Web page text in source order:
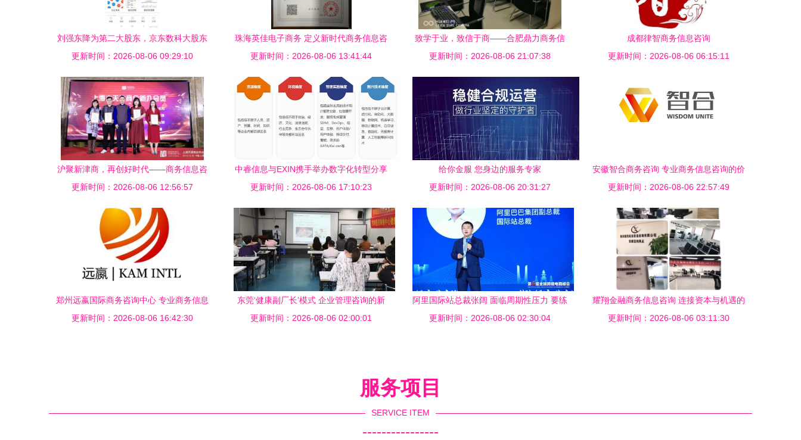
刘强东降为第二大股东，京东数科大股东
易主 背后透露的信号与未来影响分析
更新时间：2026-08-06 09:29:10
珠海英佳电子商务 定义新时代商务信息咨
询服务
更新时间：2026-08-06 13:41:44
致学于业，致信于商——合肥鼎力商务信
息咨询服务解析
更新时间：2026-08-06 21:07:38
成都律智商务信息咨询
更新时间：2026-08-06 06:15:11
沪聚新津商，再创好时代——商务信息咨
询的时代价值与实践路径
更新时间：2026-08-06 12:56:57
中睿信息与EXIN携手举办数字化转型分享
会圆满收官，助力企业智慧管理升级
更新时间：2026-08-06 17:10:23
给你金服 您身边的服务专家
更新时间：2026-08-06 20:31:27
安徽智合商务咨询 专业商务信息咨询的价
值与实践
更新时间：2026-08-06 22:57:49
郑州远嬴国际商务咨询中心 专业商务信息
咨询的领航者
更新时间：2026-08-06 16:42:30
东莞‘健康副厂长’模式 企业管理咨询的新
标杆与制造业护航者
更新时间：2026-08-06 02:00:01
阿里国际站总裁张阔 面临周期性压力 要练
好数字化内功
更新时间：2026-08-06 02:30:04
耀翔金融商务信息咨询 连接资本与机遇的
专业桥梁
更新时间：2026-08-06 03:11:30
服务项目
SERVICE ITEM
----------------